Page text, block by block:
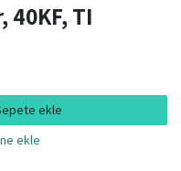
40KF, TI
ekle
ekle